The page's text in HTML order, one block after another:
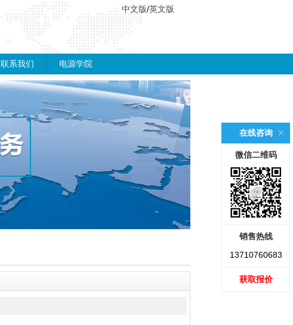
中文版/英文版
联系我们 电源学院
在线咨询
微信二维码
销售热线
13710760683
获取报价